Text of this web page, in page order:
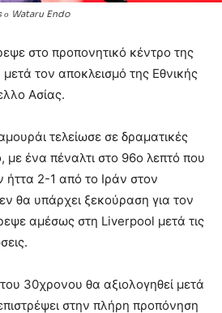
ο Wataru Endo
στο προπονητικό κέντρο της
τον αποκλεισμό της Εθνικής
Ασίας.
τελείωσε σε δραματικές
με ένα πέναλτι στο 96ο λεπτό που
ήττα 2-1 από το Ιράν στον
θα υπάρχει ξεκούραση για τον
αμέσως στη Liverpool μετά τις
30χρονου θα αξιολογηθεί μετά
στην πλήρη προπόνηση